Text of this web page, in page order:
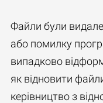
Файли були
або помилку
випадково
як відновити
керівництво з